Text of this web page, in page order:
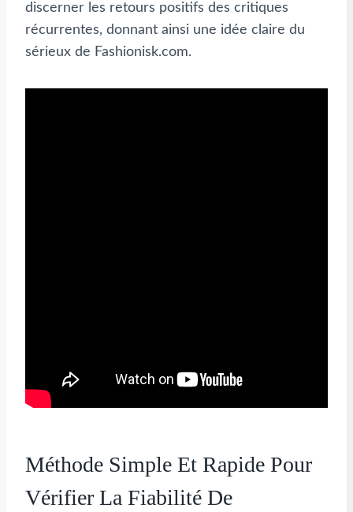
discerner les retours positifs des critiques
récurrentes, donnant ainsi une idée claire du
sérieux de Fashionisk.com.
Méthode Simple Et Rapide Pour
Vérifier La Fiabilité De